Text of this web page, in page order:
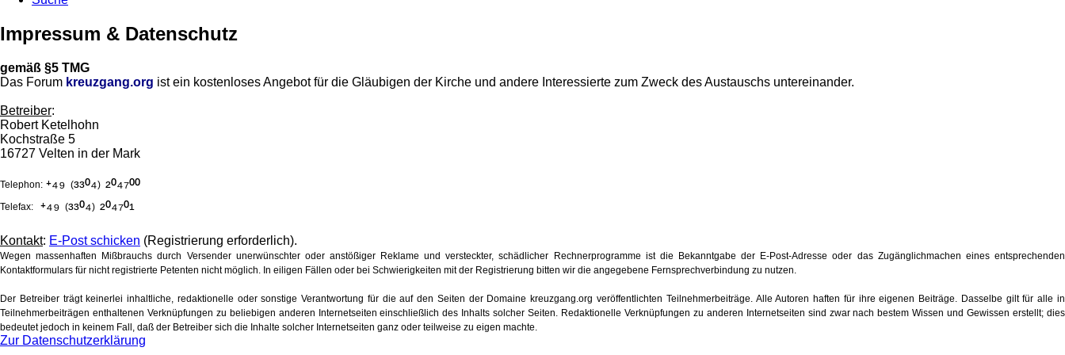
Impressum & Datenschutz
gemäß §5 TMG
Das Forum kreuzgang.org ist ein kostenloses Angebot für die Gläubigen der Kirche und andere Interessierte zum Zweck des Austauschs untereinander.
Betreiber:
Robert Ketelhohn
Kochstraße 5
16727 Velten in der Mark
Telephon: ⁺⁴⁹ (³³⁰⁴) ²⁰⁴⁷⁰⁰
Telefax: ⁺⁴⁹ (³³⁰⁴) ²⁰⁴⁷⁰¹
Kontakt: E-Post schicken (Registrierung erforderlich).
Wegen massenhaften Mißbrauchs durch Versender unerwünschter oder anstößiger Reklame und versteckter, schädlicher Rechnerprogramme ist die Bekanntgabe der E-Post-Adresse oder das Zugänglichmachen eines entsprechenden
Kontaktformulars für nicht registrierte Petenten nicht möglich. In eiligen Fällen oder bei Schwierigkeiten mit der Registrierung bitten wir die angegebene Fernsprechverbindung zu nutzen.
Der Betreiber trägt keinerlei inhaltliche, redaktionelle oder sonstige Verantwortung für die auf den Seiten der Domaine kreuzgang.org veröffentlichten Teilnehmerbeiträge. Alle Autoren haften für ihre eigenen Beiträge. Dasselbe gilt für alle in
Teilnehmerbeiträgen enthaltenen Verknüpfungen zu beliebigen anderen Internetseiten einschließlich des Inhalts solcher Seiten. Redaktionelle Verknüpfungen zu anderen Internetseiten sind zwar nach bestem Wissen und Gewissen erstellt; dies
bedeutet jedoch in keinem Fall, daß der Betreiber sich die Inhalte solcher Internetseiten ganz oder teilweise zu eigen machte.
Zur Datenschutzerklärung